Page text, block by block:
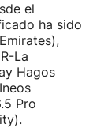
el
ha sido
La
Hagos
Pro